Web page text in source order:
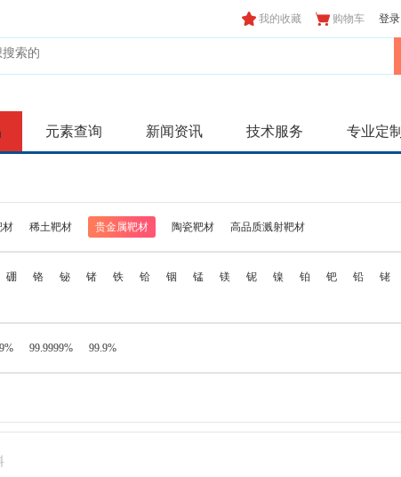
我的收藏 购物车 登录
元素查询 新闻资讯 技术服务 专业定制
材 稀土靶材 贵金属靶材 陶瓷靶材 高品质溅射靶材
硼 铬 铋 锗 铁 铪 铟 锰 镁 铌 镍 铂 钯 铅 铑
99.9999% 99.9%